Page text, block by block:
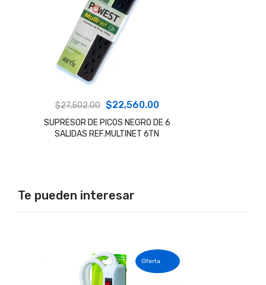
$27,502.00 El
precio
original
$22,560.00El
precio
actual
SUPRESOR DE PICOS NEGRO DE 6
SALIDAS REF.MULTINET 6TN
Te pueden interesar